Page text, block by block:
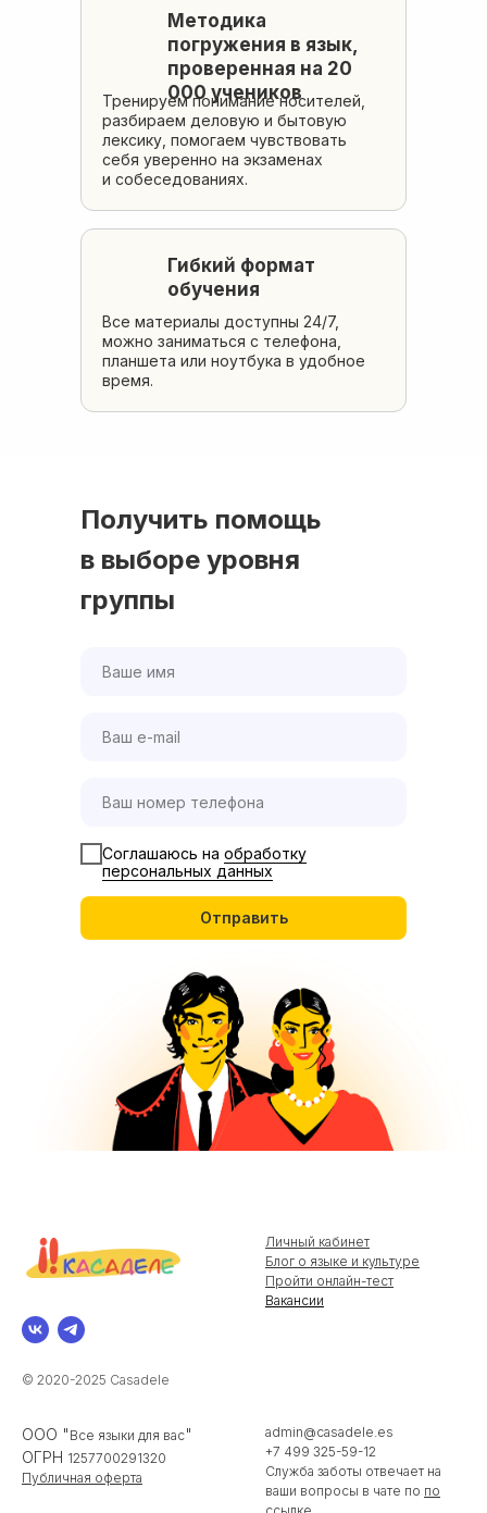
Методика
погружения в язык,
проверенная на 20
000 учеников
Тренируем понимание носителей,
разбираем деловую и бытовую
лексику, помогаем чувствовать
себя уверенно на экзаменах
и собеседованиях.
Гибкий формат
обучения
Все материалы доступны 24/7,
можно заниматься с телефона,
планшета или ноутбука в удобное
время.
Получить помощь
в выборе уровня
группы
Соглашаюсь на обработку
персональных данных
Отправить
© 2020-2025 Casadele
Личный кабинет
Блог о языке и культуре
Пройти онлайн-тест
Вакансии
ООО " Все языки для вас"
ОГРН 1257700291320
Публичная оферта
admin@casadele.es
+7 499 325-59-12
Служба заботы отвечает на
ваши вопросы в чате по по